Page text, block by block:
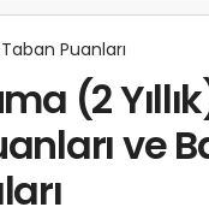
Puanları
(2
ve